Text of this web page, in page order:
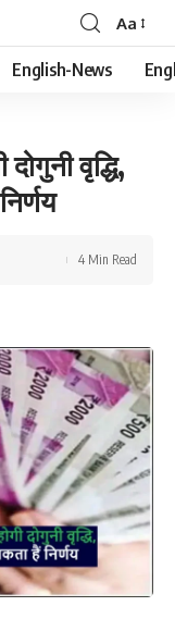
Font
Resizer
Aa
English-News
वृद्धि,
4 Min Read